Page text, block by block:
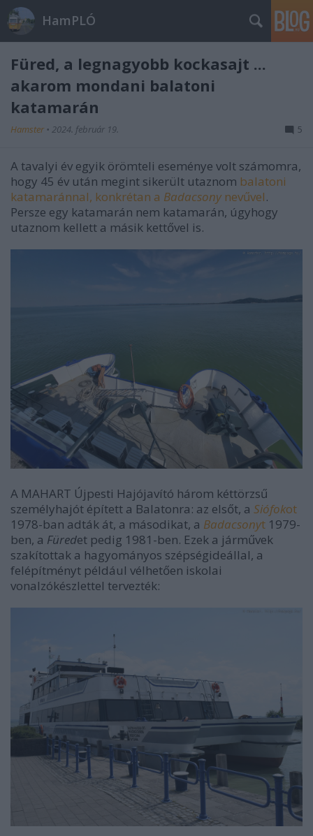
HamPLÓ
Füred, a legnagyobb kockasajt ...
akarom mondani balatoni
katamarán
Hamster • 2024. február 19. 5
A tavalyi év egyik örömteli eseménye volt számomra,
hogy 45 év után megint sikerült utaznom balatoni
katamaránnal, konkrétan a Badacsonynevűvel.
Persze egy katamarán nem katamarán, úgyhogy
utaznom kellett a másik kettővel is.
A MAHART Újpesti Hajójavító három kéttörzsű
személyhajót épített a Balatonra: az elsőt, a Siófokot
1978-ban adták át, a másodikat, a Badacsonyt 1979-
ben, a Füredet pedig 1981-ben. Ezek a járművek
szakítottak a hagyományos szépségideállal, a
felépítményt például vélhetően iskolai
vonalzókészlettel tervezték: